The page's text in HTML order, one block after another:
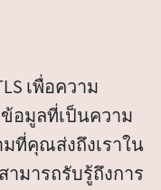
เพื่อความ
อมูลที่เป็นความ
ที่คุณส่งถึงเราใน
มารถรับรู้ถึงการ